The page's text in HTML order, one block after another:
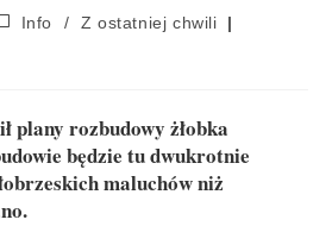
Info /
Z ostatniej chwili
plany rozbudowy żłobka
będzie tu dwukrotnie
maluchów niż